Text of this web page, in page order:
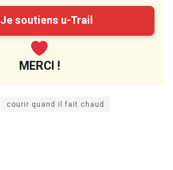
Je soutiens u-Trail
MERCI !
courir quand il fait chaud